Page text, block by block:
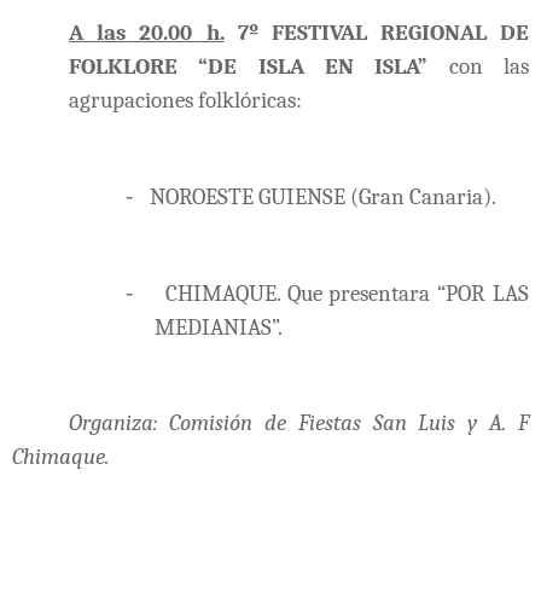
A las 20.00 h. 7º FESTIVAL REGIONAL DE
FOLKLORE “DE ISLA EN ISLA” con las
agrupaciones folklóricas:
- NOROESTE GUIENSE (Gran Canaria).
-
CHIMAQUE. Que presentara “POR LAS
MEDIANIAS”.
Organiza: Comisión de Fiestas San Luis y A. F
Chimaque.